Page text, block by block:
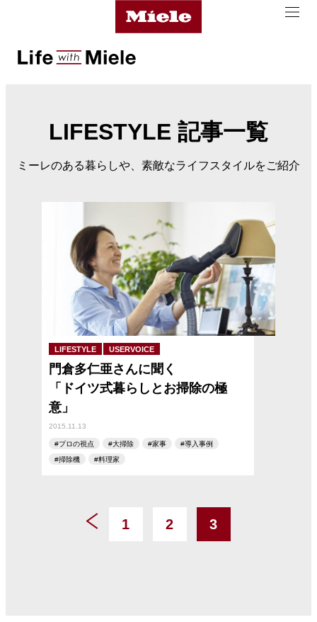
LIFESTYLE 記事一覧
ミーレのある暮らしや、素敵なライフスタイルをご紹介
LIFESTYLE USERVOICE
門倉多仁亜さんに聞く
「ドイツ式暮らしとお掃除の極
意」
2015.11.13
プロの視点 大掃除 家事
導入事例
掃除機
料理家
1 2 3